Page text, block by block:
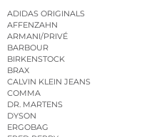
ADIDAS ORIGINALS
AFFENZAHN
ARMANI/PRIVÉ
BARBOUR
BIRKENSTOCK
BRAX
CALVIN KLEIN JEANS
COMMA
DR. MARTENS
DYSON
ERGOBAG